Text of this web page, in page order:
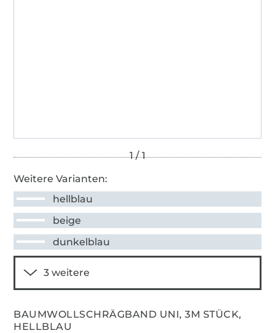
Weitere Varianten:
hellblau
beige
dunkelblau
BAUMWOLLSCHRÄGBAND UNI, 3M STÜCK,
HELLBLAU